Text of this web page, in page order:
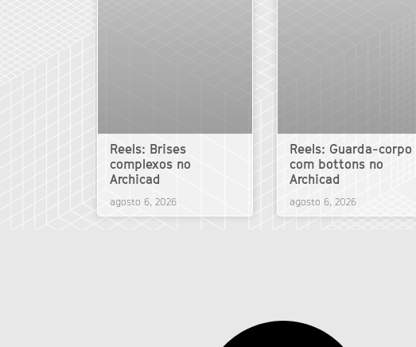
Reels: Brises
complexos no
Archicad
agosto 6, 2026
Reels: Guarda-corpo
com bottons no
Archicad
agosto 6, 2026